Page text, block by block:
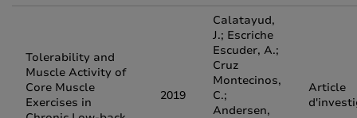
Tolerability and
Muscle Activity of
Core Muscle
Exercises in
2019
Calatayud,
J.; Escriche
Escuder, A.;
Cruz
Montecinos,
C.;
Andersen,
Article